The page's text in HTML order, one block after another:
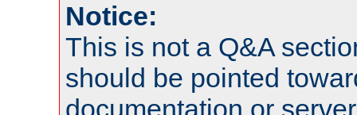
Notice:
This is not a Q&A
should be pointed
documentation or